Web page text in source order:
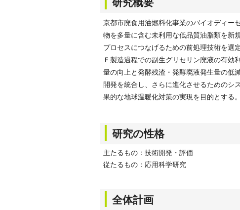
京都市廃食用油燃料化事業のバイオディー
物を多量に含む未利用な低品質油脂類を新
プロセスにつなげるための前処理技術を選
Ｆ製造過程での副生グリセリン廃液の有効
量の向上と発酵残渣・発酵廃液発生量の低
開発を統合し、さらに進化させるためのシ
果的な地球温暖化対策の実現を目的とする。
研究の性格
主たるもの：技術開発・評価
従たるもの：応用科学研究
全体計画